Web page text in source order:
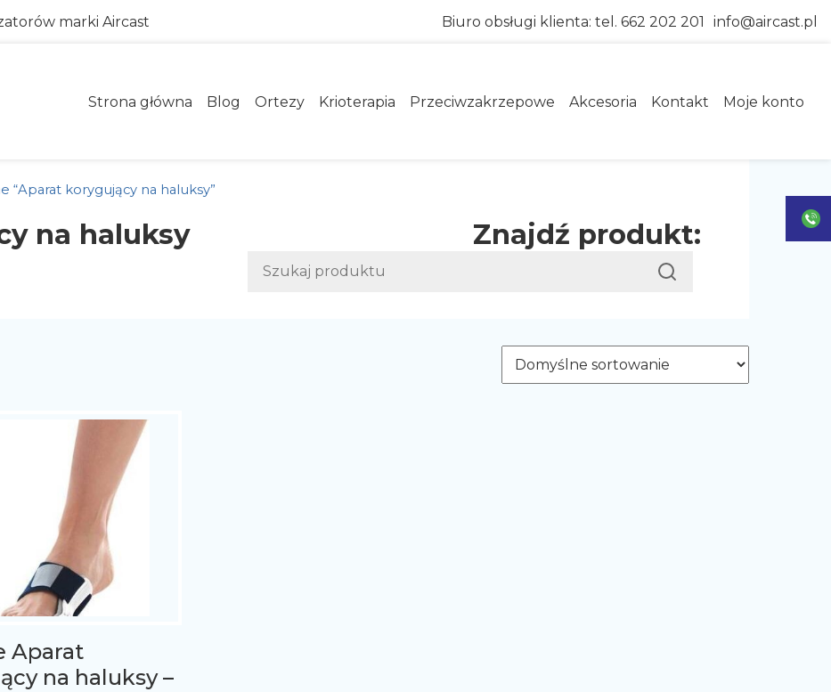
marki Aircast Biuro obsługi klienta: tel. 662 202 201 info@aircast.pl
Strona główna Blog Ortezy Krioterapia Przeciwzakrzepowe Akcesoria Kontakt Moje konto
“Aparat korygujący na haluksy”
na haluksy Znajdź produkt:
Aparat
na haluksy –